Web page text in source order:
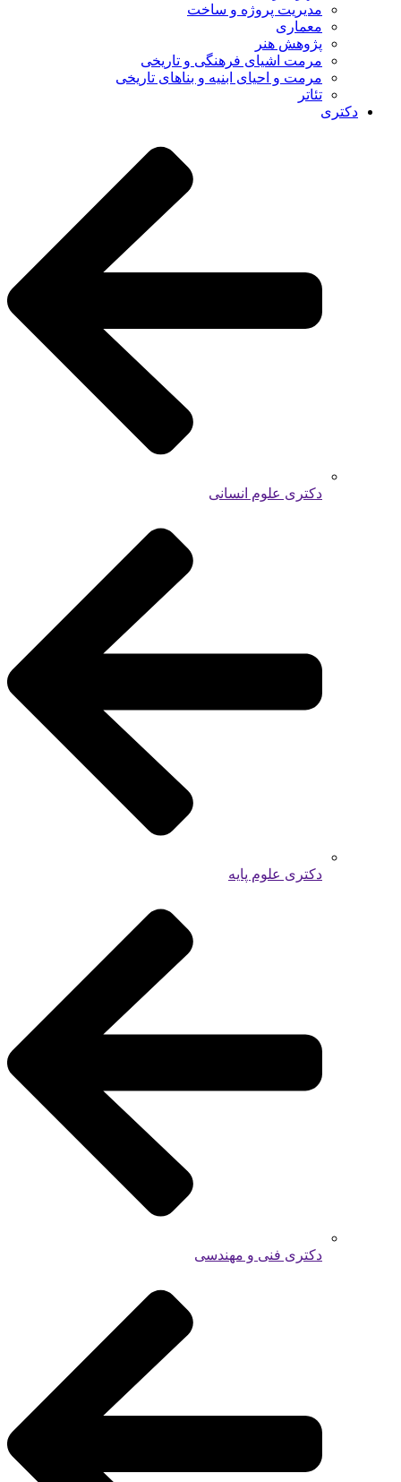
مدیریت پروژه و ساخت
معماری
پژوهش هنر
مرمت اشیای فرهنگی و تاریخی
مرمت و احیای ابنیه و بناهای تاریخی
تئاتر
دکتری
دکتری علوم انسانی
دکتری علوم پایه
دکتری فنی و مهندسی